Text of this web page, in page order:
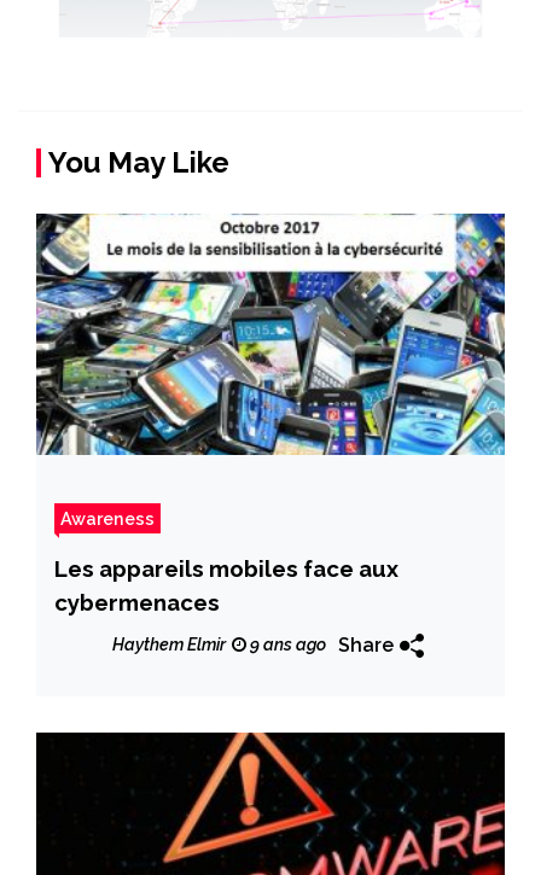
You May Like
Awareness
Les appareils mobiles face aux
cybermenaces
Haythem Elmir 9 ans ago Share